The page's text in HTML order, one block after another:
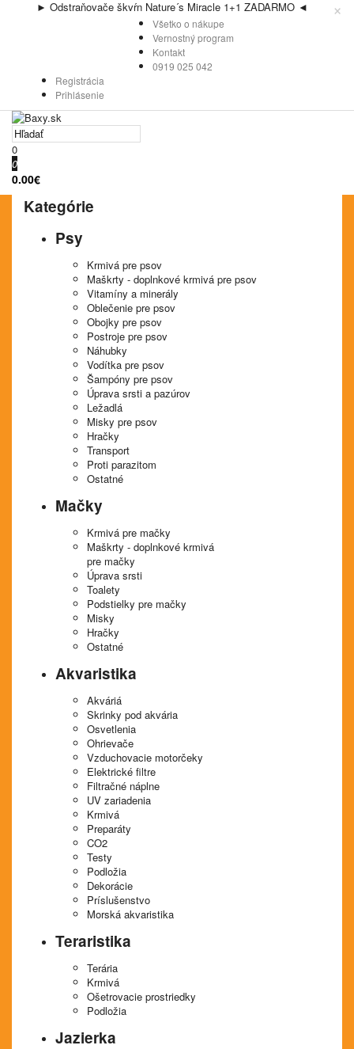
► Odstraňovače škvŕn Nature´s Miracle 1+1 ZADARMO ◄ ×
Všetko o nákupe
Vernostný program
Kontakt
0919 025 042
Registrácia
Prihlásenie
0
0
0.00€
Kategórie
Psy
Krmivá pre psov
Maškrty - doplnkové krmivá pre psov
Vitamíny a minerály
Oblečenie pre psov
Obojky pre psov
Postroje pre psov
Náhubky
Vodítka pre psov
Šampóny pre psov
Úprava srsti a pazúrov
Ležadlá
Misky pre psov
Hračky
Transport
Proti parazitom
Ostatné
Mačky
Krmivá pre mačky
Maškrty - doplnkové krmivá
pre mačky
Úprava srsti
Toalety
Podstielky pre mačky
Misky
Hračky
Ostatné
Akvaristika
Akváriá
Skrinky pod akvária
Osvetlenia
Ohrievače
Vzduchovacie motorčeky
Elektrické filtre
Filtračné náplne
UV zariadenia
Krmivá
Preparáty
CO2
Testy
Podložia
Dekorácie
Príslušenstvo
Morská akvaristika
Teraristika
Terária
Krmivá
Ošetrovacie prostriedky
Podložia
Jazierka